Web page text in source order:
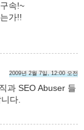
속!~
가!!
2009년 2월 7일, 12:00 오전
과 SEO Abuser 들
다.